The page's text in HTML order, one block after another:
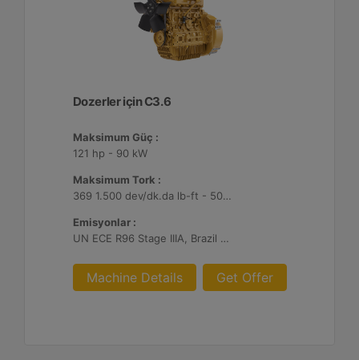
Dozerler için C3.6
Maksimum Güç :
121 hp - 90 kW
Maksimum Tork :
369 1.500 dev/dk.da lb-ft - 500 1.500 dev/dk.da Nm
Emisyonlar :
UN ECE R96 Stage IIIA, Brazil MAR-1
Machine Details Get Offer